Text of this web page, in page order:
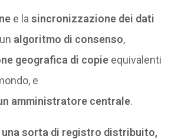
e la sincronizzazione dei dati
algoritmo di consenso,
geografica di copieequivalenti
e
amministratore centrale.
una sorta di registro distribuito,